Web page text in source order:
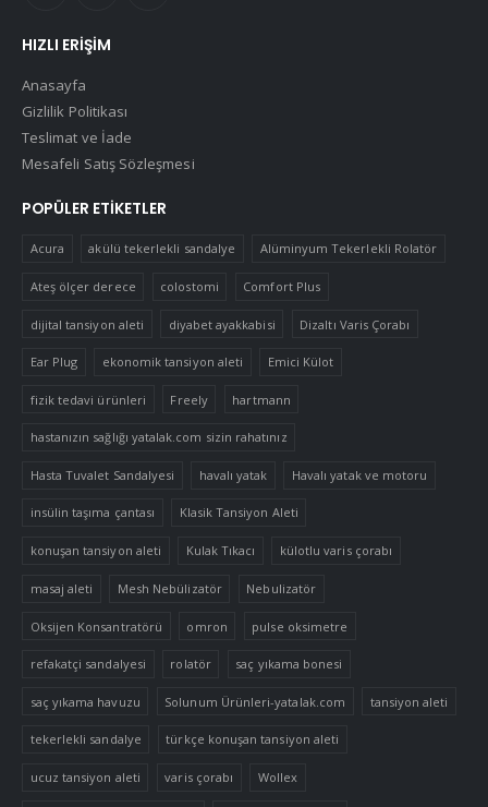
HIZLI ERIŞIM
Anasayfa
Gizlilik Politikası
Teslimat ve İade
Mesafeli Satış Sözleşmesi
POPÜLER ETIKETLER
Acura akülü tekerlekli sandalye Alüminyum Tekerlekli Rolatör
Ateş ölçer derece colostomi Comfort Plus
dijital tansiyon aleti diyabet ayakkabisi Dizaltı Varis Çorabı
Ear Plug ekonomik tansiyon aleti Emici Külot
fizik tedavi ürünleri Freely hartmann
hastanızın sağlığı yatalak.com sizin rahatınız
Hasta Tuvalet Sandalyesi havalı yatak Havalı yatak ve motoru
insülin taşıma çantası Klasik Tansiyon Aleti
konuşan tansiyon aleti Kulak Tıkacı külotlu varis çorabı
masaj aleti Mesh Nebülizatör Nebulizatör
Oksijen Konsantratörü omron pulse oksimetre
refakatçi sandalyesi rolatör saç yıkama bonesi
saç yıkama havuzu Solunum Ürünleri-yatalak.com tansiyon aleti
tekerlekli sandalye türkçe konuşan tansiyon aleti
ucuz tansiyon aleti varis çorabı Wollex